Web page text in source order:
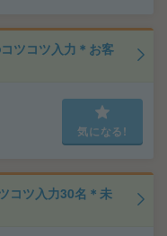
ツコツ入力＊お客
気になる!
コツ入力30名＊未